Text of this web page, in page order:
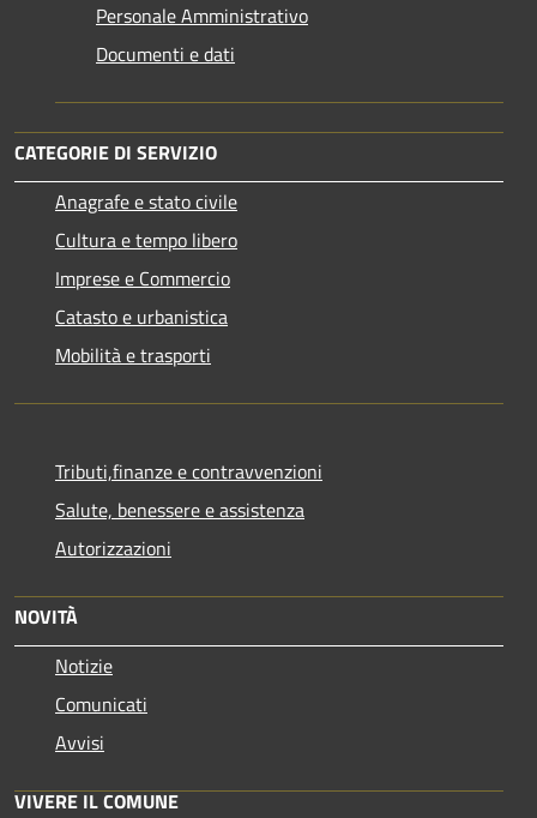
Personale Amministrativo
Documenti e dati
CATEGORIE DI SERVIZIO
Anagrafe e stato civile
Cultura e tempo libero
Imprese e Commercio
Catasto e urbanistica
Mobilità e trasporti
Tributi,finanze e contravvenzioni
Salute, benessere e assistenza
Autorizzazioni
NOVITÀ
Notizie
Comunicati
Avvisi
VIVERE IL COMUNE